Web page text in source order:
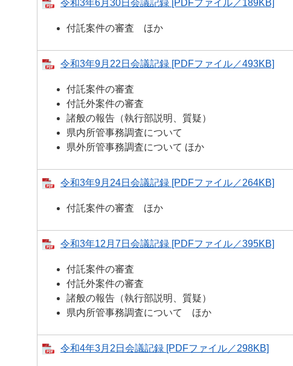
令和3年6月30日会議記録 [PDFファイル／189KB]
付託案件の審査 ほか
令和3年9月22日会議記録 [PDFファイル／493KB]
付託案件の審査
付託外案件の審査
諸般の報告（執行部説明、質疑）
県内所管事務調査について
県外所管事務調査について ほか
令和3年9月24日会議記録 [PDFファイル／264KB]
付託案件の審査 ほか
令和3年12月7日会議記録 [PDFファイル／395KB]
付託案件の審査
付託外案件の審査
諸般の報告（執行部説明、質疑）
県内所管事務調査について ほか
令和4年3月2日会議記録 [PDFファイル／298KB]